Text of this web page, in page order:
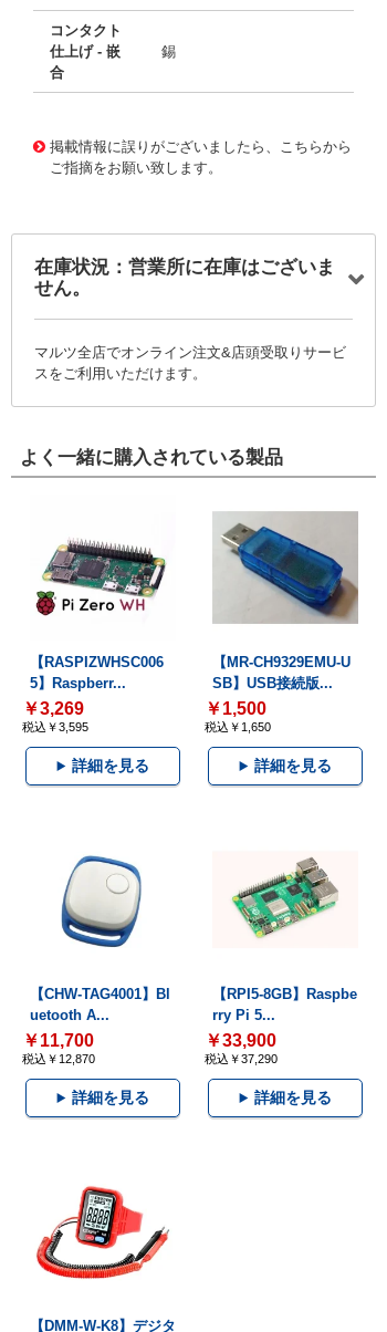
コンタクト
仕上げ - 嵌
合
錫
掲載情報に誤りがございましたら、こちらから
ご指摘をお願い致します。
在庫状況：営業所に在庫はございま
せん。
マルツ全店でオンライン注文&店頭受取りサービ
スをご利用いただけます。
よく一緒に購入されている製品
【RASPIZWHSC006
5】Raspberr...
￥3,269
税込￥3,595
詳細を見る
【MR-CH9329EMU-U
SB】USB接続版...
￥1,500
税込￥1,650
詳細を見る
【CHW-TAG4001】Bl
uetooth A...
￥11,700
税込￥12,870
詳細を見る
【RPI5-8GB】Raspbe
rry Pi 5...
￥33,900
税込￥37,290
詳細を見る
【DMM-W-K8】デジタ